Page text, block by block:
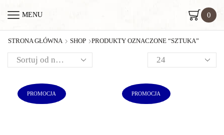
MENU 0
STRONA GŁÓWNA SHOP PRODUKTY OZNACZONE “SZTUKA”
PROMOCJA PROMOCJA